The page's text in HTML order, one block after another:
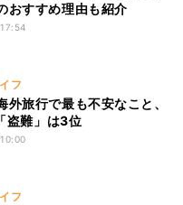
おすすめ理由も紹介
フ
外旅行で最も不安なこと、
盗難」は3位
フ